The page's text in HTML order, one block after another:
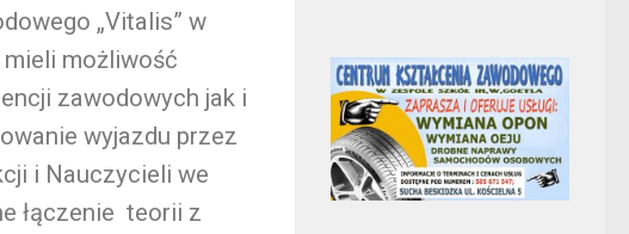
„Vitalis” w
możliwość
zawodowych jak i
wyjazdu przez
i Nauczycieli we
łączenie teorii z